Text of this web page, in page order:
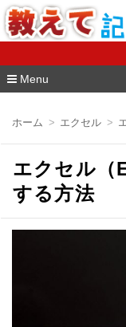
教えて記事作
Menu
ン
ホーム エクセル
エクセル（
する方法